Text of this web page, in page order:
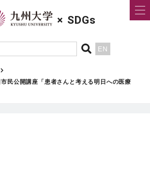
× SDGs
EN
民公開講座「患者さんと考える明日への医療